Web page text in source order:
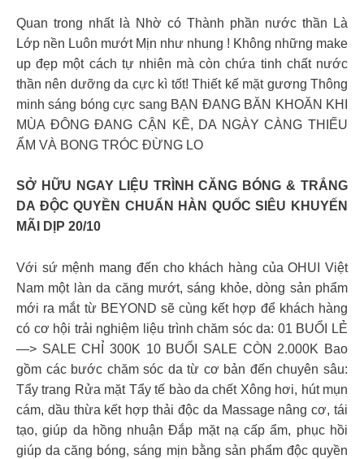
Quan trong nhất là Nhờ có Thành phần nước thần Là
Lớp nền Luôn mướt Mịn như nhung ! Không những make
up đẹp một cách tự nhiên mà còn chứa tinh chất nước
thần nên dưỡng da cực kì tốt! Thiết kế mặt gương Thông
minh sáng bóng cực sang BẠN ĐANG BĂN KHOĂN KHI
MÙA ĐÔNG ĐANG CẬN KỀ, DA NGÀY CÀNG THIẾU
ẨM VÀ BONG TRÓC ĐỪNG LO
SỞ HỮU NGAY LIỆU TRÌNH CĂNG BÓNG & TRẮNG
DA ĐỘC QUYỀN CHUẨN HÀN QUỐC SIÊU KHUYẾN
MÃI DỊP 20/10
Với sứ mệnh mang đến cho khách hàng của OHUI Việt
Nam một làn da căng mướt, sáng khỏe, dòng sản phẩm
mới ra mắt từ BEYOND sẽ cùng kết hợp để khách hàng
có cơ hội trải nghiệm liệu trình chăm sóc da: 01 BUỔI LẺ
—> SALE CHỈ 300K 10 BUỔI SALE CÒN 2.000K Bao
gồm các bước chăm sóc da từ cơ bản đến chuyên sâu:
Tẩy trang Rửa mặt Tẩy tế bào da chết Xông hơi, hút mụn
cám, dầu thừa kết hợp thải độc da Massage nâng cơ, tái
tạo, giúp da hồng nhuận Đắp mặt nạ cấp ẩm, phục hồi
giúp da căng bóng, sáng mịn bằng sản phẩm độc quyền